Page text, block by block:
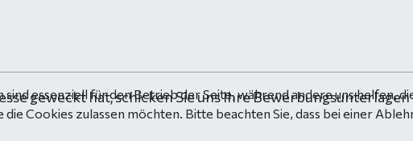
geweckt hat, schicken Sie uns Ihre
essenziell für den Betrieb der Seite, während andere uns helfen,
Cookies zulassen möchten. Bitte beachten Sie, dass bei einer